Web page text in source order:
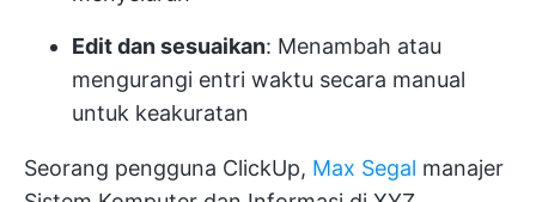
Edit dan sesuaikan: Menambah atau
mengurangi entri waktu secara manual
untuk keakuratan
Seorang pengguna ClickUp, Max Segal manajer